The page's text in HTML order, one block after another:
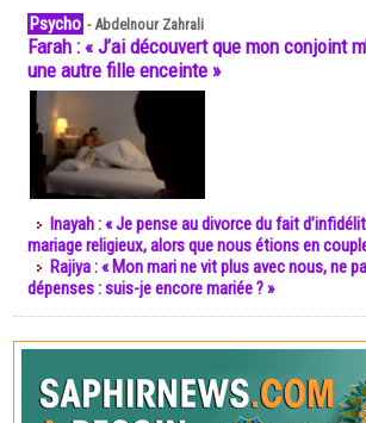
Psycho -Abdelnour Zahrali
Farah : « J’ai découvert que mon conjoint
une autre fille enceinte »
Inayah : « Je pense au divorce du fait
mariage religieux, alors que nous étions en
Rajiya : « Mon mari ne vit plus avec nous, ne
dépenses : suis-je encore mariée ? »